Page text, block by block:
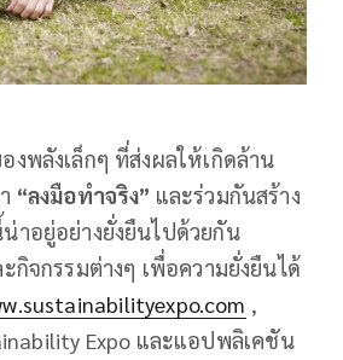
งพลังเล็กๆ ที่ส่งผลให้เกิดล้าน
“ลงมือทำจริง” และร่วมกันสร้าง
าอยู่อย่างยั่งยืนไปด้วยกัน
กิจกรรมต่างๆ เพื่อความยั่งยืนได้
Expo และแอปพลิเคชัน